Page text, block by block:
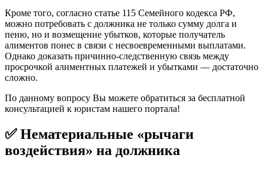
Кроме того, согласно статье 115 Семейного кодекса РФ,
можно потребовать с должника не только сумму долга и
пеню, но и возмещение убытков, которые получатель
алиментов понес в связи с несвоевременными выплатами.
Однако доказать причинно-следственную связь между
просрочкой алиментных платежей и убытками — достаточно
сложно.
По данному вопросу Вы можете обратиться за бесплатной
консультацией к юристам нашего портала!
✅Нематериальные «рычаги
воздействия» на должника